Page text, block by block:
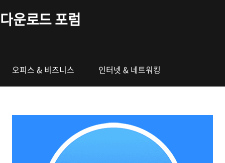
다운로드 포럼
오피스 & 비즈니스 인터넷 & 네트워킹